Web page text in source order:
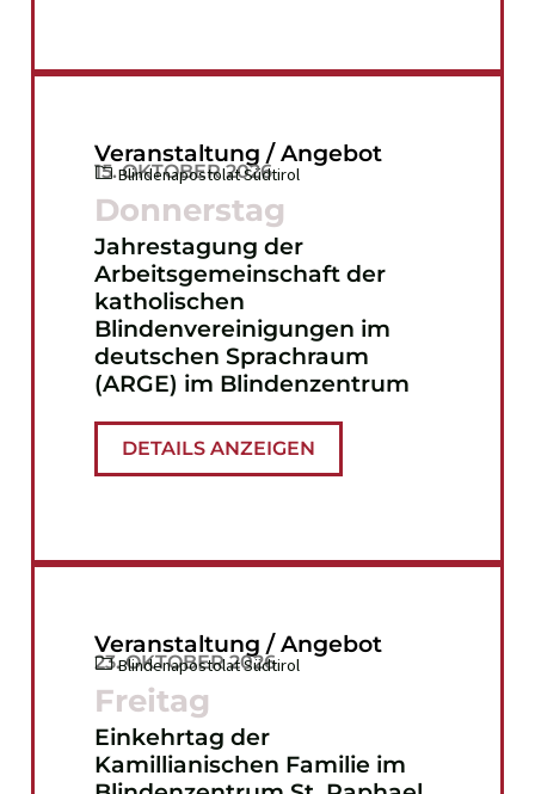
Veranstaltung / Angebot
15. OKTOBER 2026
Blindenapostolat Südtirol
Donnerstag
Jahrestagung der
Arbeitsgemeinschaft der
katholischen
Blindenvereinigungen im
deutschen Sprachraum
(ARGE) im Blindenzentrum
DETAILS ANZEIGEN
Veranstaltung / Angebot
23. OKTOBER 2026
Blindenapostolat Südtirol
Freitag
Einkehrtag der
Kamillianischen Familie im